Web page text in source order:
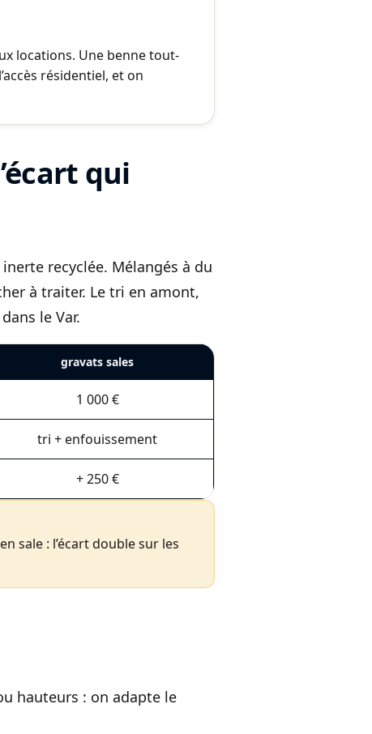
locations. Une benne tout-
résidentiel, et on
qui
recyclée. Mélangés à du
à traiter. Le tri en amont,
le Var.
gravats sales
1 000 €
tri + enfouissement
+ 250 €
sale : l’écart double sur les
hauteurs : on adapte le